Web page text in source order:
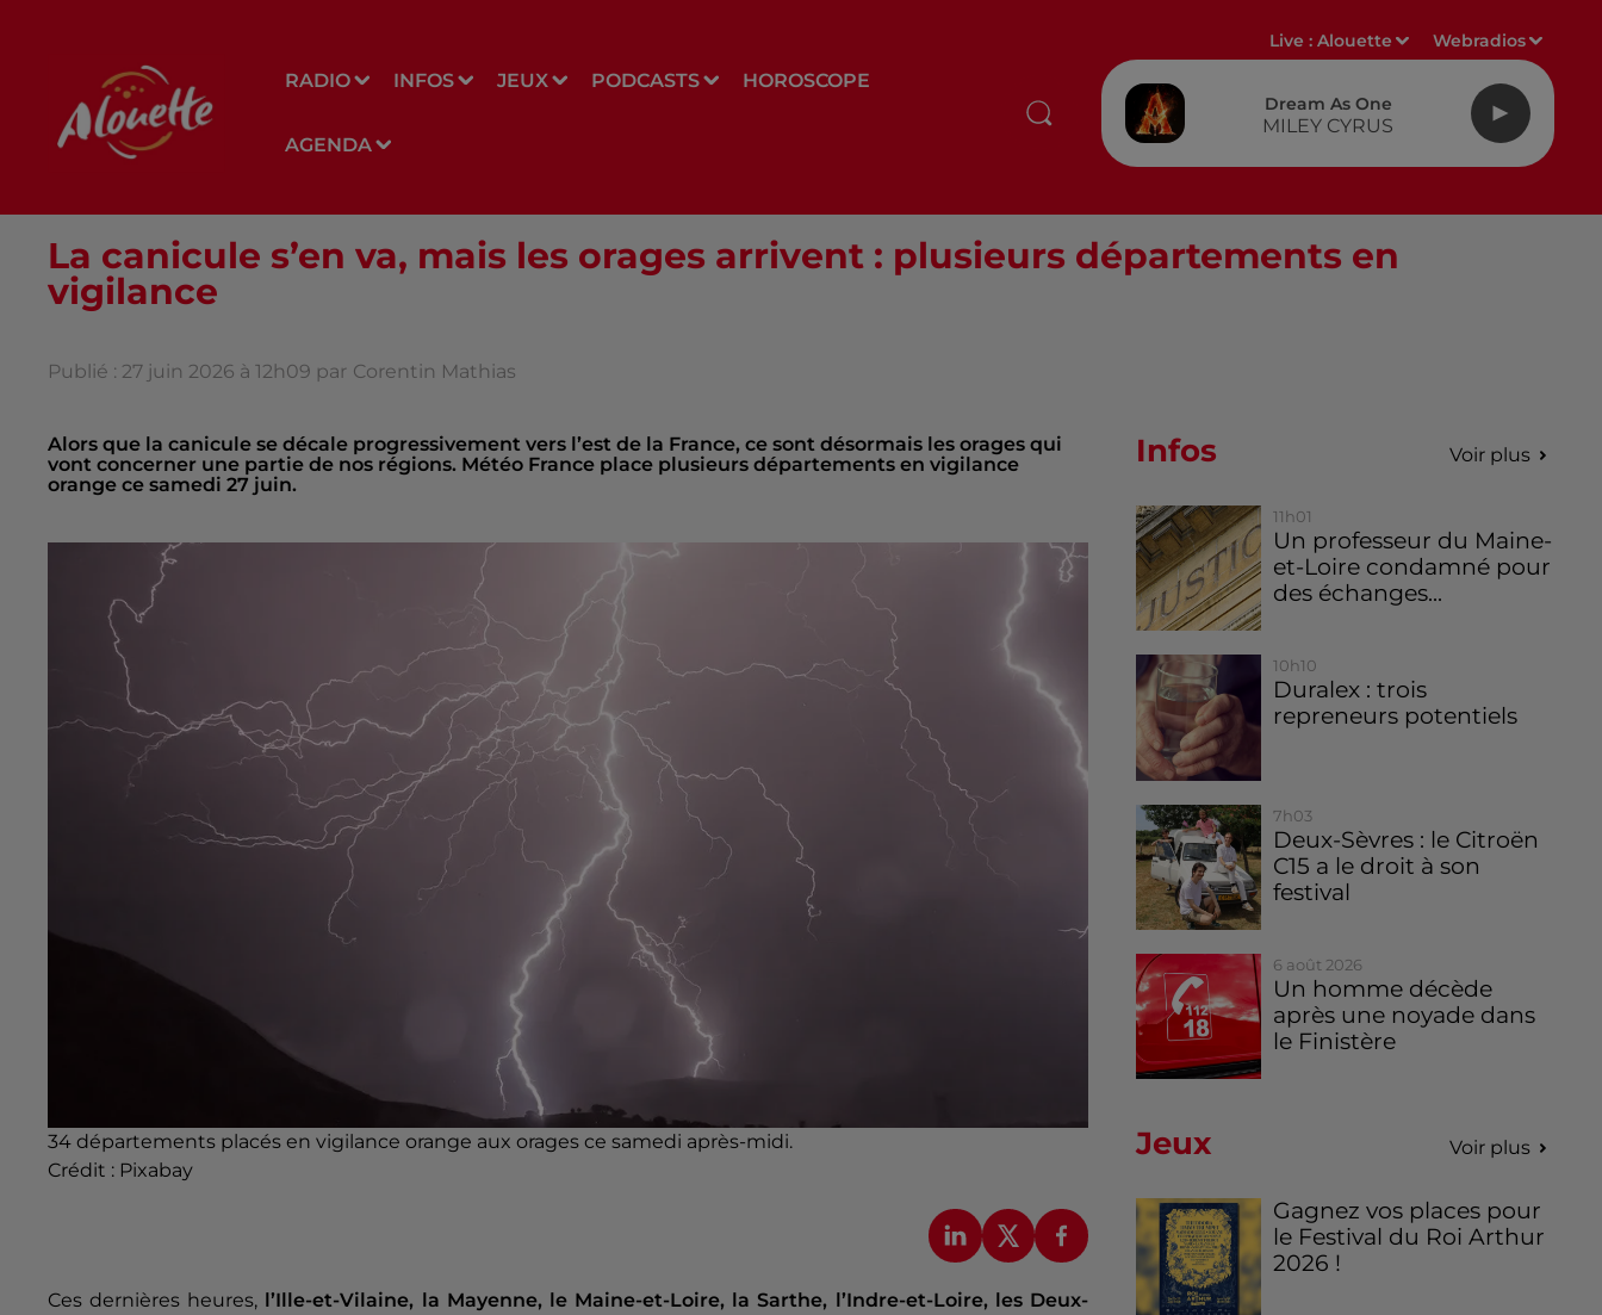
RADIO INFOS JEUX PODCASTS HOROSCOPE
AGENDA
Live :Alouette Webradios
Dream As One
MILEY CYRUS
La canicule s’en va, mais les orages arrivent : plusieurs départements en
vigilance
Publié : 27 juin 2026 à 12h09 par Corentin Mathias
Alors que la canicule se décale progressivement vers l’est de la France, ce sont désormais les orages qui
vont concerner une partie de nos régions. Météo France place plusieurs départements en vigilance
orange ce samedi 27 juin.
34 départements placés en vigilance orange aux orages ce samedi après-midi.
Crédit : Pixabay
Ces dernières heures, l’Ille-et-Vilaine, la Mayenne, le Maine-et-Loire, la Sarthe, l’Indre-et-Loire, les Deux-
Infos Voir plus
11h01
Un professeur du Maine-
et-Loire condamné pour
des échanges...
10h10
Duralex : trois
repreneurs potentiels
7h03
Deux-Sèvres : le Citroën
C15 a le droit à son
festival
6 août 2026
Un homme décède
après une noyade dans
le Finistère
Jeux Voir plus
Gagnez vos places pour
le Festival du Roi Arthur
2026 !